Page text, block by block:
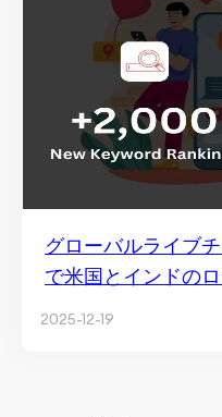
グローバルライブ
で米国とインドの
2025-12-19